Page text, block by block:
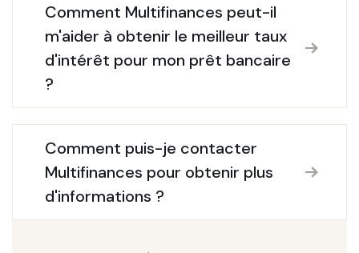
Comment Multifinances peut-il
m'aider à obtenir le meilleur taux
d'intérêt pour mon prêt bancaire
?
Comment puis-je contacter
Multifinances pour obtenir plus
d'informations ?